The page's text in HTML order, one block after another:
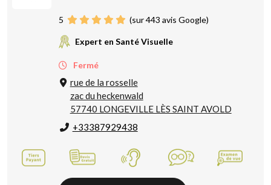
5 (sur 443 avis Google)
Expert en Santé Visuelle
Fermé
rue de la rosselle
zac du heckenwald
57740 LONGEVILLE LÈS SAINT AVOLD
+33387929438